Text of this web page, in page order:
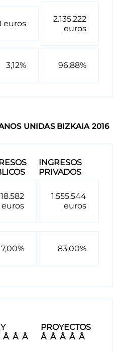
euros
2.135.222
euros
3,12% 96,88%
UNIDAS BIZKAIA 2016
INGRESOS
PRIVADOS
euros
1.555.544
euros
83,00%
Â Â Â
PROYECTOS
Â Â Â Â Â